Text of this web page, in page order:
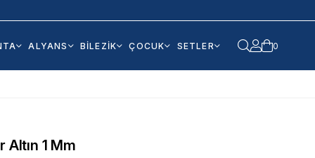
ALYANS BİLEZİK ÇOCUK SETLER 0
Altın 1 Mm